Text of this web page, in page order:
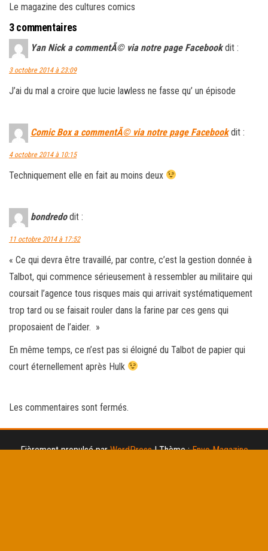
Le magazine des cultures comics
3 commentaires
Yan Nick a commentÃ© via notre page Facebook dit :
3 octobre 2014 à 23:09
J’ai du mal a croire que lucie lawless ne fasse qu’ un épisode
Comic Box a commentÃ© via notre page Facebook dit :
4 octobre 2014 à 10:15
Techniquement elle en fait au moins deux
bondredo dit :
11 octobre 2014 à 17:52
« Ce qui devra être travaillé, par contre, c’est la gestion donnée à
Talbot, qui commence sérieusement à ressembler au militaire qui
coursait l’agence tous risques mais qui arrivait systématiquement
trop tard ou se faisait rouler dans la farine par ces gens qui
proposaient de l’aider. »
En même temps, ce n’est pas si éloigné du Talbot de papier qui
court éternellement après Hulk
Les commentaires sont fermés.
Fièrement propulsé parWordPress |Thème :Envo Magazine